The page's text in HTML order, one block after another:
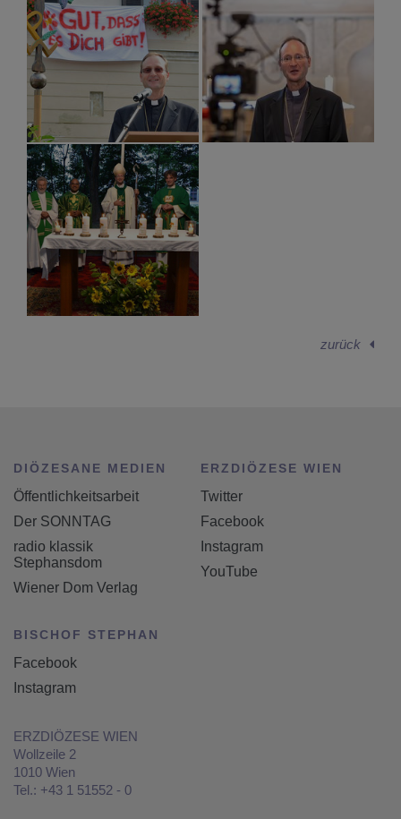
zurück
DIÖZESANE MEDIEN
Öffentlichkeitsarbeit
Der SONNTAG
radio klassik
Stephansdom
Wiener Dom Verlag
ERZDIÖZESE WIEN
Twitter
Facebook
Instagram
YouTube
BISCHOF STEPHAN
Facebook
Instagram
ERZDIÖZESE WIEN
Wollzeile 2
1010 Wien
Tel.: +43 1 51552 - 0